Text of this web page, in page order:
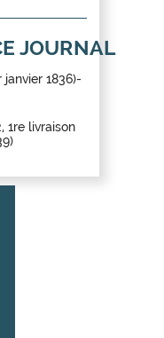
JOURNAL
janvier 1836)-
1re livraison